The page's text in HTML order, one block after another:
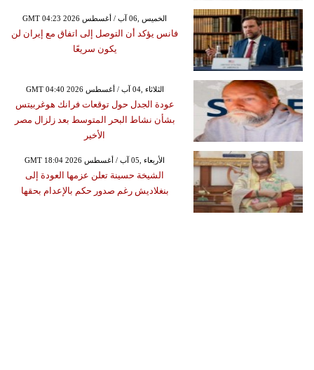
GMT 04:23 2026 الخميس ,06 آب / أغسطس
فانس يؤكد أن التوصل إلى اتفاق مع إيران لن
يكون سريعًا
GMT 04:40 2026 الثلاثاء ,04 آب / أغسطس
عودة الجدل حول توقعات فرانك هوغربيتس
بشأن نشاط البحر المتوسط بعد زلزال مصر
الأخير
GMT 18:04 2026 الأربعاء ,05 آب / أغسطس
الشيخة حسينة تعلن عزمها العودة إلى
بنغلاديش رغم صدور حكم بالإعدام بحقها